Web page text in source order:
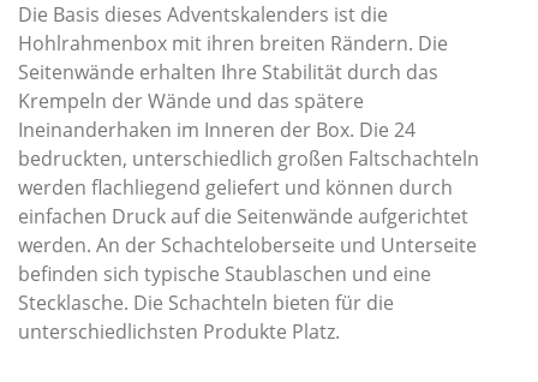
Die Basis dieses Adventskalenders ist die
Hohlrahmenbox mit ihren breiten Rändern. Die
Seitenwände erhalten Ihre Stabilität durch das
Krempeln der Wände und das spätere
Ineinanderhaken im Inneren der Box. Die 24
bedruckten, unterschiedlich großen Faltschachteln
werden flachliegend geliefert und können durch
einfachen Druck auf die Seitenwände aufgerichtet
werden. An der Schachteloberseite und Unterseite
befinden sich typische Staublaschen und eine
Stecklasche. Die Schachteln bieten für die
unterschiedlichsten Produkte Platz.